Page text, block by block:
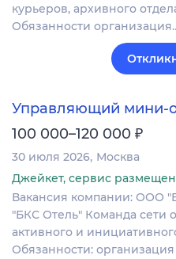
курьеров, архивного
Обязанности
Управляющий мини-
100 000–120 000 ₽
30 июля 2026 Москва
Джейкет, сервис
Вакансия компании: ООО
"БКС Отель" Команда сети
активного и
Обязанности: